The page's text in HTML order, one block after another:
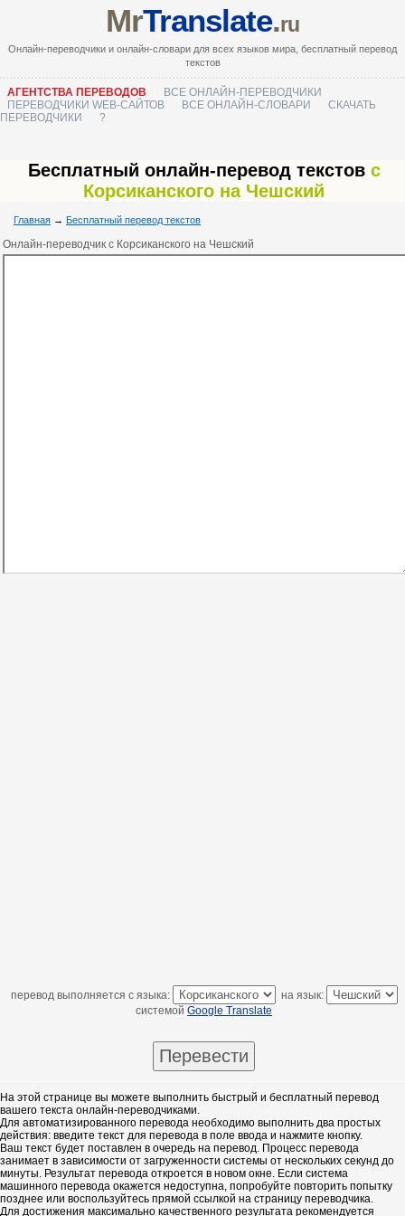
MrTranslate.ru
Онлайн-переводчики и онлайн-словари для всех языков мира, бесплатный перевод
текстов
АГЕНТСТВА ПЕРЕВОДОВ
ВСЕ ОНЛАЙН-ПЕРЕВОДЧИКИ
ПЕРЕВОДЧИКИ WEB-САЙТОВ
ВСЕ ОНЛАЙН-СЛОВАРИ
СКАЧАТЬ
ПЕРЕВОДЧИКИ
?
Бесплатный онлайн-перевод текстов с
Корсиканского на Чешский
Главная → Бесплатный перевод текстов
Онлайн-переводчик с Корсиканского на Чешский
перевод выполняется с языка:
на язык:
системой Google Translate
На этой странице вы можете выполнить быстрый и бесплатный перевод
вашего текста онлайн-переводчиками.
Для автоматизированного перевода необходимо выполнить два простых
действия: введите текст для перевода в поле ввода и нажмите кнопку.
Ваш текст будет поставлен в очередь на перевод. Процесс перевода
занимает в зависимости от загруженности системы от нескольких секунд до
минуты. Результат перевода откроется в новом окне. Если система
машинного перевода окажется недоступна, попробуйте повторить попытку
позднее или воспользуйтесь прямой ссылкой на страницу переводчика.
Для достижения максимально качественного результата рекомендуется